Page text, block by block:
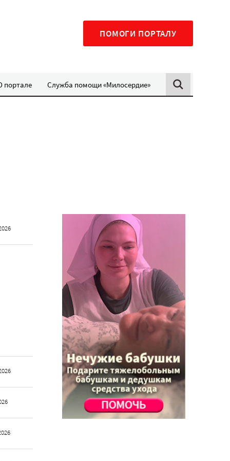
ПОМОГИ ПОРТАЛУ
портале Служба помощи «Милосердие»